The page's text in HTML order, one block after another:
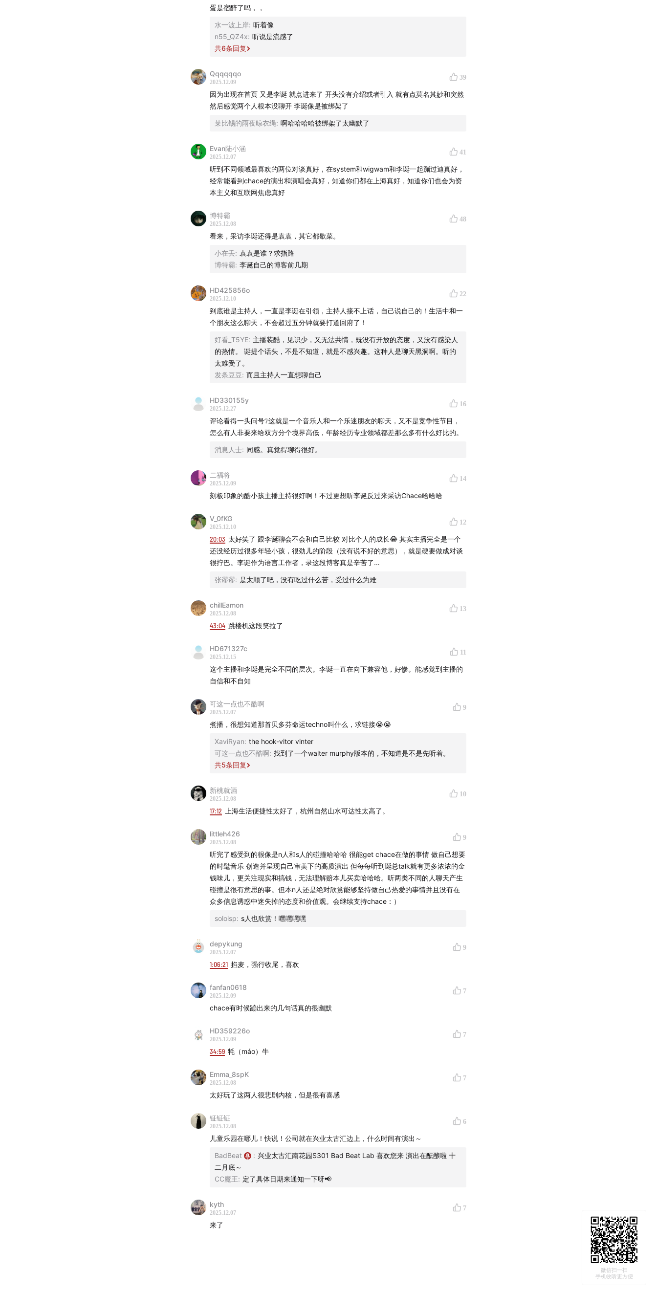
还挺洋气的跳楼机
比利时人太“没礼貌”了
52:22 今天就算你是达芬奇又能怎样
蛋是宿醉了吗，，
水一波上岸: 听着像
n55_QZ4x: 听说是流感了
共6条回复
Qqqqqqo
2025.12.09
39
因为出现在首页 又是李诞 就点进来了 开头没有介绍或者引入 就有点莫名其妙和突然
然后感觉两个人根本没聊开 李诞像是被绑架了
莱比锡的雨夜晾衣绳: 啊哈哈哈哈被绑架了太幽默了
Evan陆小涵
2025.12.07
41
听到不同领域最喜欢的两位对谈真好，在system和wigwam和李诞一起蹦过迪真好，
经常能看到chace的演出和演唱会真好，知道你们都在上海真好，知道你们也会为资
本主义和互联网焦虑真好
博特霸
2025.12.08
48
看来，采访李诞还得是袁袁，其它都歇菜。
小在丢: 袁袁是谁？求指路
博特霸: 李诞自己的博客前几期
HD425856o
2025.12.10
22
到底谁是主持人，一直是李诞在引领，主持人接不上话，自己说自己的！生活中和一
个朋友这么聊天，不会超过五分钟就要打道回府了！
好看_T5YE: 主播装酷，见识少，又无法共情，既没有开放的态度，又没有感染人
的热情。 诞提个话头，不是不知道，就是不感兴趣。这种人是聊天黑洞啊。听的
太难受了。
发条豆豆: 而且主持人一直想聊自己
HD330155y
2025.12.27
16
评论看得一头问号❔这就是一个音乐人和一个乐迷朋友的聊天，又不是竞争性节目，
怎么有人非要来给双方分个境界高低，年龄经历专业领域都差那么多有什么好比的。
消息人士: 同感。真觉得聊得很好。
二福将
2025.12.09
14
刻板印象的酷小孩主播主持很好啊！不过更想听李诞反过来采访Chace哈哈哈
V_0fKG
2025.12.10
12
20:03 太好笑了 跟李诞聊会不会和自己比较 对比个人的成长😂 其实主播完全是一个
还没经历过很多年轻小孩，很劲儿的阶段（没有说不好的意思），就是硬要做成对谈
很拧巴。李诞作为语言工作者，录这段博客真是辛苦了…
张谬谬: 是太顺了吧，没有吃过什么苦，受过什么为难
chillEamon
2025.12.08
13
43:04 跳楼机这段笑拉了
HD671327c
2025.12.15
11
这个主播和李诞是完全不同的层次。李诞一直在向下兼容他，好惨。能感觉到主播的
自信和不自知
可这一点也不酷啊
2025.12.07
9
煮播，很想知道那首贝多芬命运techno叫什么，求链接😭😭
XaviRyan: the hook-vitor vinter
可这一点也不酷啊: 找到了一个walter murphy版本的，不知道是不是先听着。
共5条回复
新桃就酒
2025.12.08
10
17:12 上海生活便捷性太好了，杭州自然山水可达性太高了。
littleh426
2025.12.08
9
听完了感受到的很像是n人和s人的碰撞哈哈哈 很能get chace在做的事情 做自己想要
的时髦音乐 创造并呈现自己审美下的高质演出 但每每听到诞总talk就有更多浓浓的金
钱味儿，更关注现实和搞钱，无法理解赔本儿买卖哈哈哈。听两类不同的人聊天产生
碰撞是很有意思的事。但本n人还是绝对欣赏能够坚持做自己热爱的事情并且没有在
众多信息诱惑中迷失掉的态度和价值观。会继续支持chace：）
soloisp: s人也欣赏！嘿嘿嘿嘿
depykung
2025.12.07
9
1:06:21 掐麦，强行收尾，喜欢
fanfan0618
2025.12.09
7
chace有时候蹦出来的几句话真的很幽默
HD359226o
2025.12.09
7
34:59 牦（máo）牛
Emma_8spK
2025.12.08
7
太好玩了这两人很悲剧内核，但是很有喜感
钲钲钲
2025.12.08
6
儿童乐园在哪儿！快说！公司就在兴业太古汇边上，什么时间有演出～
BadBeat : 兴业太古汇南花园S301 Bad Beat Lab 喜欢您来 演出在酝酿啦 十
二月底～
CC魔王: 定了具体日期来通知一下呀📢
kyth
2025.12.07
7
来了
微信扫一扫
手机收听更方便